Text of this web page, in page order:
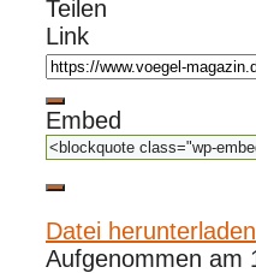
Teilen
Link
Embed
Datei herunterladen
Aufgenommen am